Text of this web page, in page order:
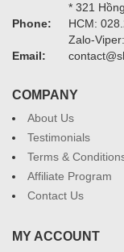
* 321
Phone:
HCM:
Zalo-
Email:
COMPANY
About Us
Testimonials
Terms &
Affiliate Program
Contact Us
MY ACCOUNT